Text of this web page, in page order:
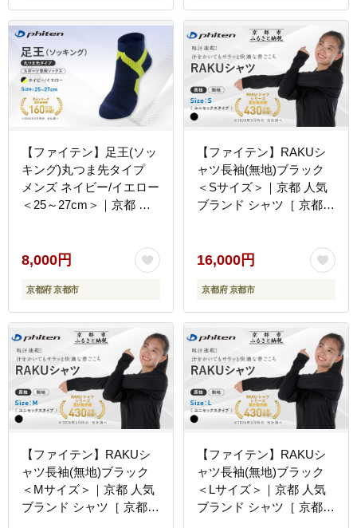
ギフト プレゼント 人気
おすすめ 健康 運動 日常
お取り寄せ 通販 送料無料
ふるさと納税 ］
用 ギフト プレゼント 人
気 おすすめ 健康 運動 日
常 お取り寄せ 通販 送料
無料 ふるさと納税 ］
【ファイテン】足王(ソッ
キング)丸つま先タイプ
メンズ ネイビー/イエロー
＜25～27cm＞｜京都 人
ス スポーツ靴下 テニスソ
ックス バレーソックス 滑
り止め ランニング 男性用
ギフト プレゼント 人気
おすすめ 健康 運動 日常
お取り寄せ 通販 送料無料
ふるさと納税 ］
8,000円
京都府 京都市
【ファイテン】RAKUシ
ャツ長袖(無地)ブラック
＜Sサイズ＞｜京都 人気
ブランド シャツ［ 京都
プル ボディケア 健康 ス
ポーツ ブランド トップス
ロンT 無地 お取り寄せ 通
販 送料無料 ふるさと納税
16,000円
京都府 京都市
【ファイテン】RAKUシ
ャツ長袖(無地)ブラック
＜Mサイズ＞｜京都 人気
ブランド シャツ［ 京都
【ファイテン】RAKUシ
ャツ長袖(無地)ブラック
＜Lサイズ＞｜京都 人気
ブランド シャツ［ 京都